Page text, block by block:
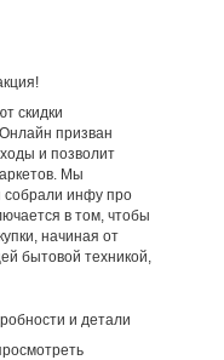
скидки
призван
и позволит
Мы
инфу про
в том, чтобы
начиная от
бытовой техникой,
и детали